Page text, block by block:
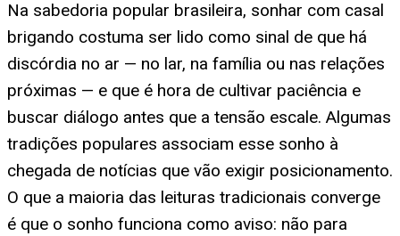
Na sabedoria popular brasileira, sonhar com casal
brigando costuma ser lido como sinal de que há
discórdia no ar — no lar, na família ou nas relações
próximas — e que é hora de cultivar paciência e
buscar diálogo antes que a tensão escale. Algumas
tradições populares associam esse sonho à
chegada de notícias que vão exigir posicionamento.
O que a maioria das leituras tradicionais converge
é que o sonho funciona como aviso: não para